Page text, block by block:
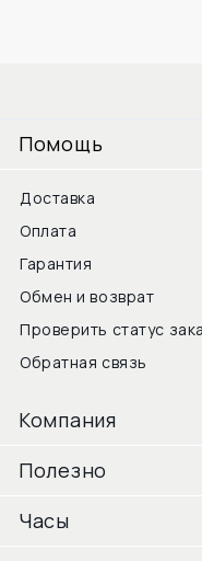
Помощь
Доставка
Оплата
Гарантия
Обмен и возврат
Проверить статус
Обратная связь
Компания
Полезно
Часы